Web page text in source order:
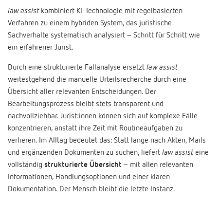
law assistkombiniert KI-Technologie mit regelbasierten
Verfahren zu einem hybriden System, das juristische
Sachverhalte systematisch analysiert – Schritt für Schritt wie
ein erfahrener Jurist.
Durch eine strukturierte Fallanalyse ersetzt law assist
weitestgehend die manuelle Urteilsrecherche durch eine
Übersicht aller relevanten Entscheidungen. Der
Bearbeitungsprozess bleibt stets transparent und
nachvollziehbar. Jurist:innen können sich auf komplexe Fälle
konzentrieren, anstatt ihre Zeit mit Routineaufgaben zu
verlieren. Im Alltag bedeutet das: Statt lange nach Akten, Mails
und ergänzenden Dokumenten zu suchen, liefert law assisteine
vollständig strukturierte Übersicht – mit allen relevanten
Informationen, Handlungsoptionen und einer klaren
Dokumentation. Der Mensch bleibt die letzte Instanz.